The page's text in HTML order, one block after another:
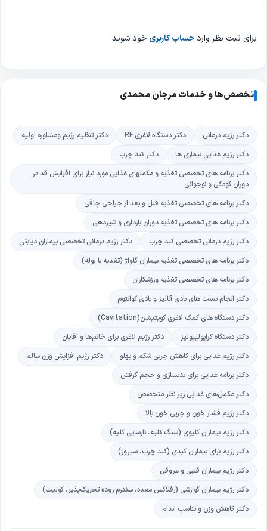
برای ثبت نظر وارد حساب کاربری خود شوید
تخصص‌ها و خدمات مرجان محمدی
دکتر رژیم درمانی دکتر دستگاه لاغری RF
دکتر تنظیم رژیم ومشاوره اولیه
دکتر رژیم غذایی بیماری ها
دکتر کبد چرب
دکتر برنامه های تخصصی تغذیه و مکملهای غذایی مورد نیاز برای افزایش قد در
دوران کودکی و نوجوانی
دکتر برنامه های تخصصی تغذیه قبل و بعد از جراحی چاقی
دکتر برنامه های تخصصی تغذیه دوران بارداری و شیردهی
دکتر رژیم درمانی تخصصی کبد چرب
دکتر رژیم درمانی تخصصی بیماران دیابتی
دکتر برنامه های تخصصی تغذیه بیماران گاواژ (تغذیه با لوله)
دکتر برنامه های تخصصی تغذیه ورزشکاران
دکتر انجام تست های بادی آنالیز و بادی کوانتوم
دکتر دستگاه های کمک لاغری کویتیشن(Cavitation)
دکتر دستگاه کرایولیپولیز
دکتر رژیم لاغری برای خانم‌ها و آقایان
دکتر رژیم غذایی برای کاهش چربی شکم و پهلو
دکتر رژیم افزایش وزن سالم
دکتر برنامه غذایی برای بدنسازی و حجم گرفتن
دکتر مکمل‌های غذایی زیر نظر متخصص
دکتر رژیم فشار خون و چربی خون بالا
دکتر رژیم بیماران کلیوی (سنگ کلیه، نارسایی کلیه)
دکتر رژیم برای بیماران کبدی (کبد چرب، سیروز)
دکتر رژیم بیماران قلبی و عروقی
دکتر رژیم بیماران گوارشی (رفلاکس معده، سندرم روده تحریک‌پذیر، کولیت)
دکتر کاهش وزن و تناسب اندام